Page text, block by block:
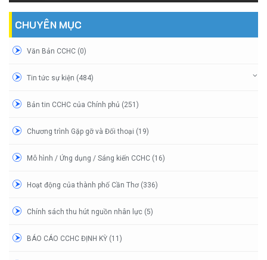
CHUYÊN MỤC
Văn Bản CCHC (0)
Tin tức sự kiện (484)
Bản tin CCHC của Chính phủ (251)
Chương trình Gặp gỡ và Đối thoại (19)
Mô hình / Ứng dụng / Sáng kiến CCHC (16)
Hoạt động của thành phố Cần Thơ (336)
Chính sách thu hút nguồn nhân lực (5)
BÁO CÁO CCHC ĐỊNH KỲ (11)